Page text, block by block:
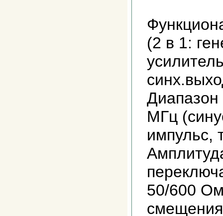
(2 в 1:
МГц
импульс,
50/600